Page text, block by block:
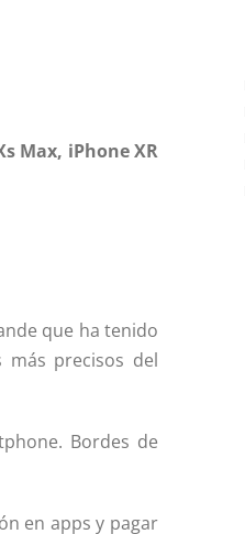
Max, iPhone XR
que ha tenido
más precisos del
Bordes de
en apps y pagar